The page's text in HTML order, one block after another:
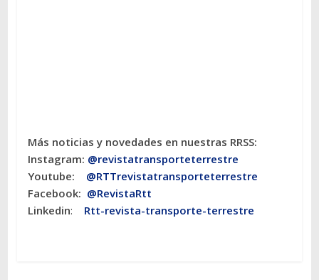
Más noticias y novedades en nuestras RRSS:
Instagram: @revistatransporteterrestre
Youtube: @RTTrevistatransporteterrestre
Facebook: @RevistaRtt
Linkedin: Rtt-revista-transporte-terrestre